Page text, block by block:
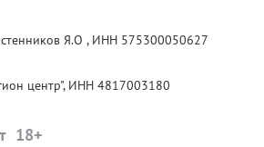
Я.О , ИНН 575300050627
центр", ИНН 4817003180